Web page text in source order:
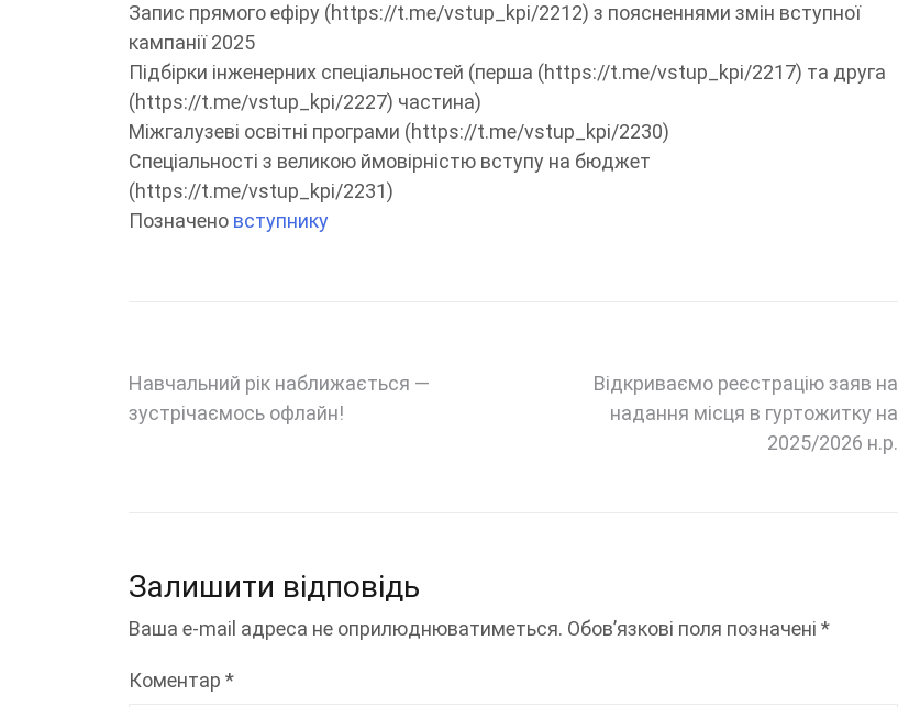
Запис прямого ефіру (https://t.me/vstup_kpi/2212) з поясненнями змін вступної
кампанії 2025
Підбірки інженерних спеціальностей (перша (https://t.me/vstup_kpi/2217) та друга
(https://t.me/vstup_kpi/2227) частина)
Міжгалузеві освітні програми (https://t.me/vstup_kpi/2230)
Спеціальності з великою ймовірністю вступу на бюджет
(https://t.me/vstup_kpi/2231)
Позначено вступнику
Навігація
записів
Навчальний рік наближається —
зустрічаємось офлайн!
Відкриваємо реєстрацію заяв на
надання місця в гуртожитку на
2025/2026 н.р.
Залишити відповідь
Ваша e-mail адреса не оприлюднюватиметься. Обов’язкові поля позначені *
Коментар *